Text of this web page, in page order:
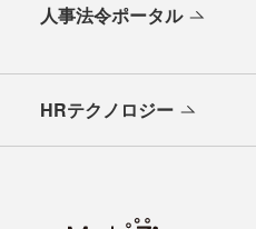
人事法令ポータル
HRテクノロジー